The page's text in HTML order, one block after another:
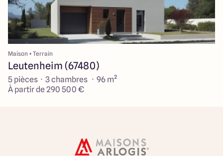
Maison + Terrain
Leutenheim (67480)
5 pièces · 3 chambres · 96 m²
À partir de 290 500 €